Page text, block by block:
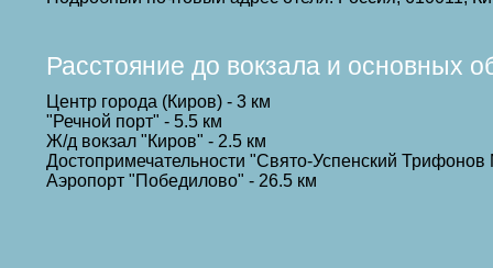
Расстояние до вокзала и основных
Центр города (Киров) - 3 км
"Речной порт" - 5.5 км
Ж/д вокзал "Киров" - 2.5 км
Достопримечательности "Свято-Успенский
Аэропорт "Победилово" - 26.5 км